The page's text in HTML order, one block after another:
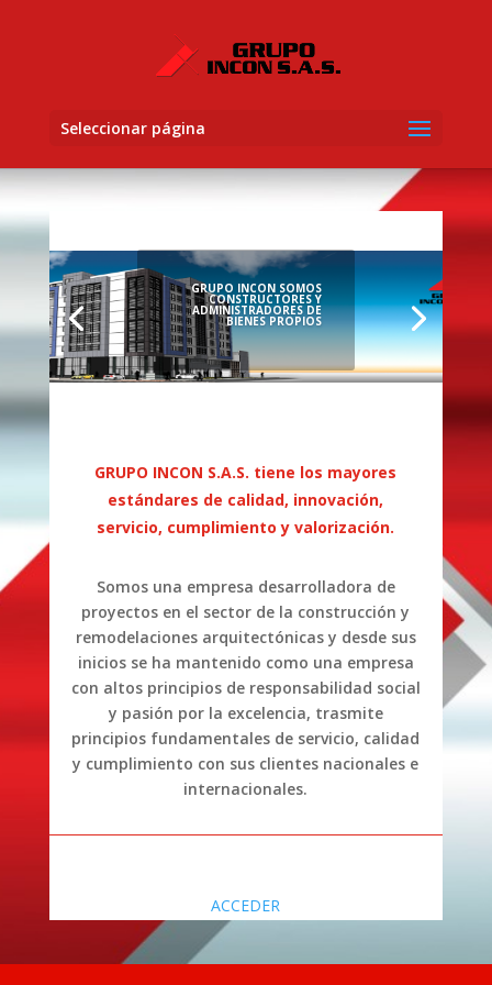
Seleccionar página
GRUPO INCON SOMOS
CONSTRUCTORES Y
ADMINISTRADORES DE
BIENES PROPIOS
GRUPO INCON S.A.S. tiene los mayores
estándares de calidad, innovación,
servicio, cumplimiento y valorización.
Somos una empresa desarrolladora de
proyectos en el sector de la construcción y
remodelaciones arquitectónicas y desde sus
inicios se ha mantenido como una empresa
con altos principios de responsabilidad social
y pasión por la excelencia, trasmite
principios fundamentales de servicio, calidad
y cumplimiento con sus clientes nacionales e
internacionales.
ACCEDER